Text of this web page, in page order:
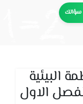
سؤالك
البيئية
الاول